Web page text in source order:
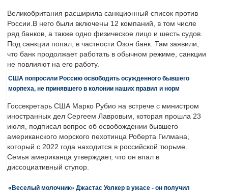
Великобритания расширила санкционный список против
России.В него были включены 12 компаний, в том числе
ряд банков, а также одно физическое лицо и шесть судов.
Под санкции попал, в частности Озон банк. Там заявили,
что банк продолжает работать в обычном режиме, санкции
не повлияют на его работу.
США попросили Россию освободить осужденного бывшего
морпеха, не принявшего в колонии наших правил и норм
Госсекретарь США Марко Рубио на встрече с министром
иностранных дел Сергеем Лавровым, которая прошла 23
июля, подписал вопрос об освобождении бывшего
американского морского пехотинца Роберта Гилмана,
который с 2022 года находится в российской тюрьме.
Семья американца утверждает, что он впал в
диссоциативный ступор.
«Веселый молочник» Джастас Уолкер в ужасе - он получил